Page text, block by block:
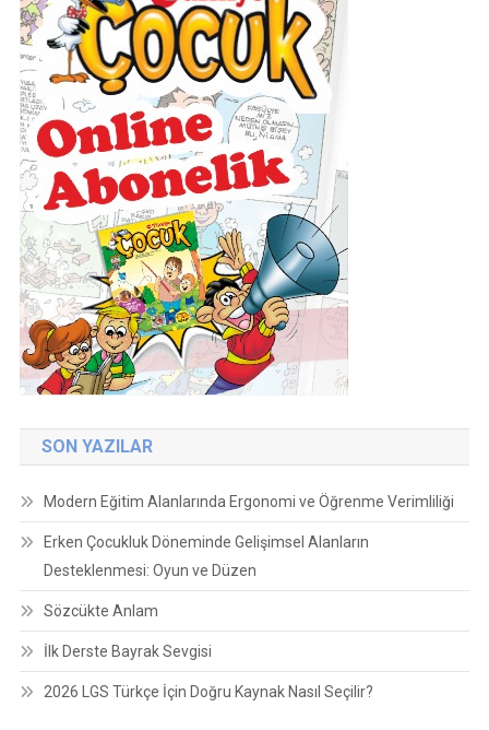
SON YAZILAR
Modern Eğitim Alanlarında Ergonomi ve Öğrenme Verimliliği
Erken Çocukluk Döneminde Gelişimsel Alanların
Desteklenmesi: Oyun ve Düzen
Sözcükte Anlam
İlk Derste Bayrak Sevgisi
2026 LGS Türkçe İçin Doğru Kaynak Nasıl Seçilir?